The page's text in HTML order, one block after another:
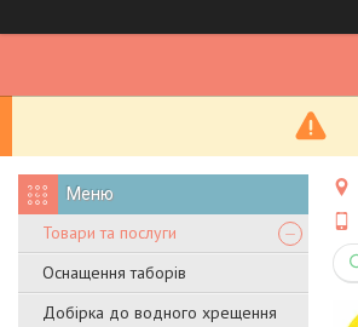
Товари та послуги
Оснащення таборів
Добірка до водного хрещення